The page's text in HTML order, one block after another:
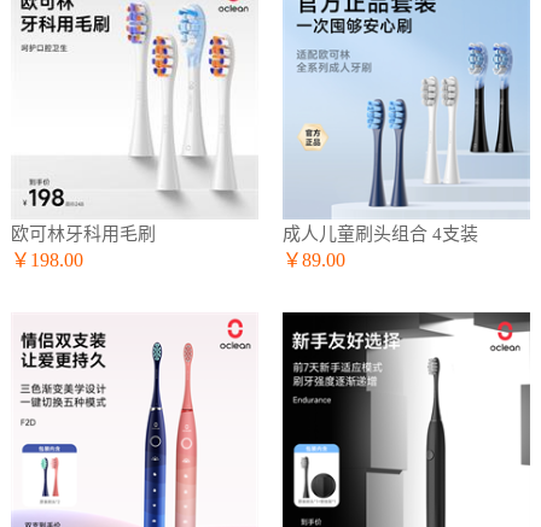
欧可林牙科用毛刷
￥198.00
成人儿童刷头组合 4支装
￥89.00